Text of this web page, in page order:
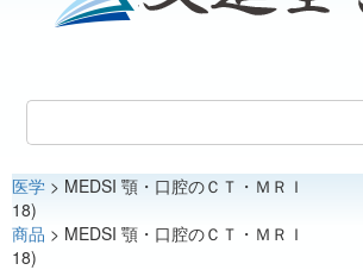
医学
看護
医学 > MEDSI 顎・口腔のＣＴ・
18)
商品 > MEDSI 顎・口腔のＣＴ・
18)